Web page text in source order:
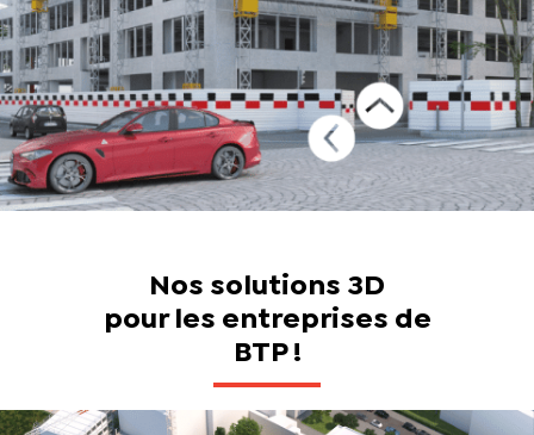
Nos solutions 3D
pour les entreprises de
BTP !